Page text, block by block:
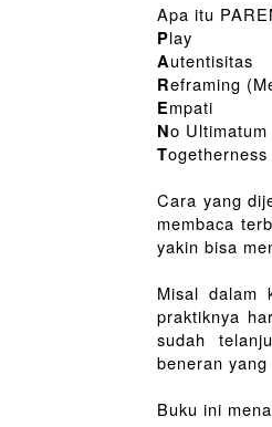
Apa itu
Play
Autentisitas
Reframing
Empati
No
T
Cara yang
membaca
yakin bisa
Misal dalam
praktiknya
sudah
beneran
Buku ini